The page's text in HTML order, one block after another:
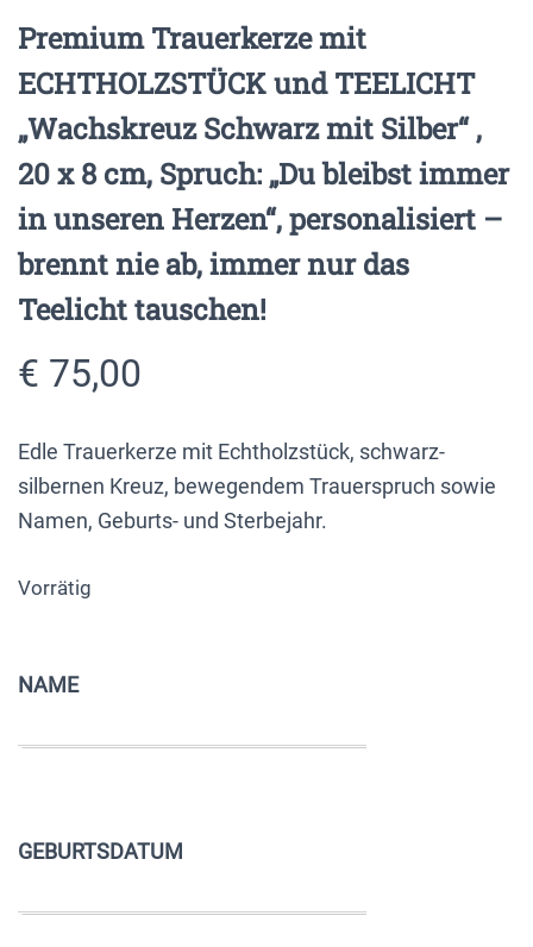
Premium Trauerkerze mit
ECHTHOLZSTÜCK und TEELICHT
„Wachskreuz Schwarz mit Silber“ ,
20 x 8 cm, Spruch: „Du bleibst immer
in unseren Herzen“, personalisiert –
brennt nie ab, immer nur das
Teelicht tauschen!
€ 75,00
Edle Trauerkerze mit Echtholzstück, schwarz-
silbernen Kreuz, bewegendem Trauerspruch sowie
Namen, Geburts- und Sterbejahr.
Vorrätig
NAME
GEBURTSDATUM